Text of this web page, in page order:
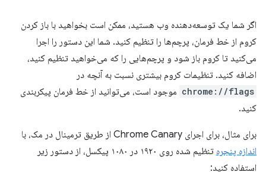
اگر شما یک توسعه‌دهنده وب هستید، ممکن است بخواهید با باز کردن
کروم از خط فرمان، پرچم‌ها را تنظیم کنید. شما این دستور را اجرا
می‌کنید تا کروم باز شود و پرچم‌هایی را که می‌خواهید تنظیم کنید،
اضافه کنید. تنظیمات کروم بیشتری نسبت به آنچه در
chrome://flags موجود است، می‌توانید از خط فرمان پیکربندی
کنید.
برای مثال، برای اجرای Chrome Canary از طریق ترمینال در مک، با
اندازه پنجره
تنظیم شده روی ۱۹۲۰ در ۱۰۸۰ پیکسل، از دستور زیر
استفاده کنید: